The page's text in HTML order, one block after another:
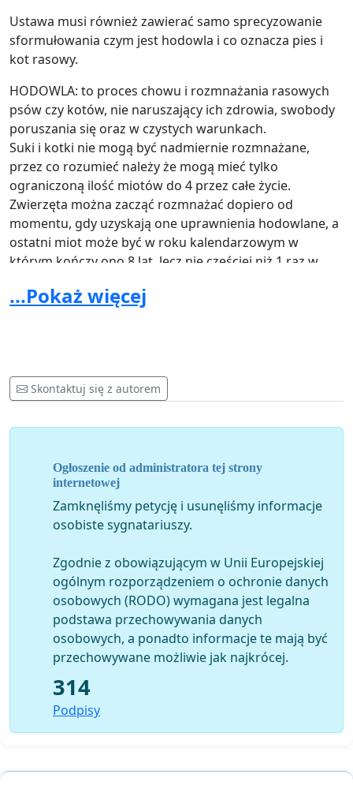
Ustawa musi również zawierać samo sprecyzowanie
sformułowania czym jest hodowla i co oznacza pies i
kot rasowy.
HODOWLA: to proces chowu i rozmnażania rasowych
psów czy kotów, nie naruszający ich zdrowia, swobody
poruszania się oraz w czystych warunkach.
Suki i kotki nie mogą być nadmiernie rozmnażane,
przez co rozumieć należy że mogą mieć tylko
ograniczoną ilość miotów do 4 przez całe życie.
Zwierzęta można zacząć rozmnażać dopiero od
momentu, gdy uzyskają one uprawnienia hodowlane, a
ostatni miot może być w roku kalendarzowym w
którym kończy ono 8 lat, lecz nie częściej niż 1 raz w
Wszystkie szczenięta i kocięta muszą jeszcze w hodowli
Za psy rasowe uznaje się tylko te, które posiadają
fenotyp odpowiedni dla rasy, oraz można
udokumentować pochodzenie pięciopokoleniowym
zarejestrowany w Fédération Cynologique
Internationale (FCI) lub Alianz Canine Worldwide (ACW).
Za kota rasowego uznaje się kota o odpowiednim dla
rasy fenotypie, oraz
rodowód, który określa genotyp kota,
zarejestrowanym w World Cat Federation (WCF),
Fédération Internationale Féline
(FIFe), The International Cat Association (TICA) lub
Felinefederation Europe (FFE);
Dodanie tych zapisów pozwoli na wyeliminowanie
wszystkich pseudohodowli i ukrócenie rozmnażania
psów które tylko przypominają zwierzęta rasowe, a
padły ofiarą żądnych szybkiego zarobku, ludzi.
której wystarczy zarejestrować psa czy kota, w
...Pokaż więcej
Skontaktuj się z autorem
Ogłoszenie od administratora tej strony
internetowej
Zamknęliśmy petycję i usunęliśmy informacje
osobiste sygnatariuszy.
Zgodnie z obowiązującym w Unii Europejskiej
ogólnym rozporządzeniem o ochronie danych
osobowych (RODO) wymagana jest legalna
podstawa przechowywania danych
osobowych, a ponadto informacje te mają być
przechowywane możliwie jak najkrócej.
314
Podpisy